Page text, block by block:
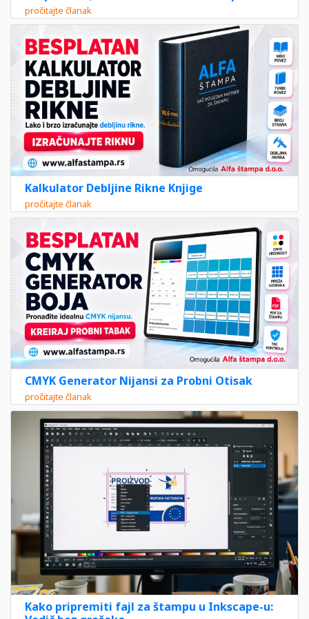
pročitajte članak
Kalkulator Debljine Rikne Knjige
pročitajte članak
CMYK Generator Nijansi za Probni Otisak
pročitajte članak
Kako pripremiti fajl za štampu u Inkscape-u: